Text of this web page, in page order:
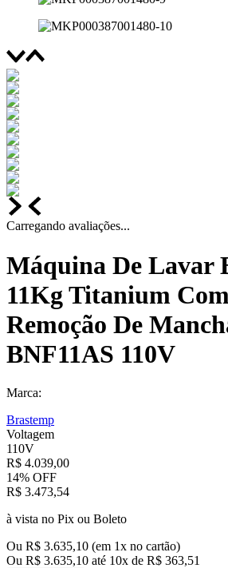
Carregando avaliações...
Máquina De Lavar
11Kg Titanium
Remoção De
BNF11AS 110V
Marca:
Brastemp
Voltagem
110V
R$ 4.039,00
14% OFF
R$ 3.473,54
à vista no Pix ou Boleto
Ou R$ 3.635,10 (em 1x no cartão)
Ou R$ 3.635,10 até 10x de R$ 363,51